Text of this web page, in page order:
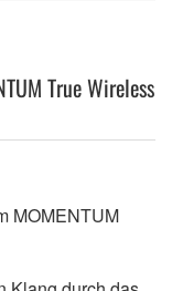
True Wireless
MOMENTUM